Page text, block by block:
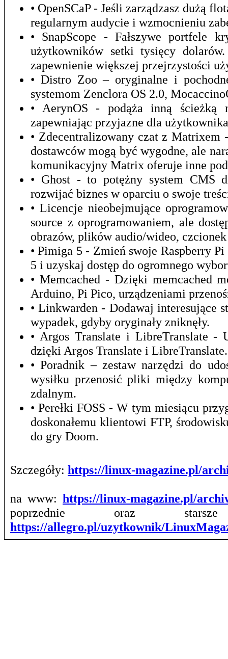
• OpenSCaP - Jeśli zarządzasz dużą
regularnym audycie i wzmocnieniu
• SnapScope - Fałszywe portfele
użytkowników setki tysięcy
zapewnienie większej przejrzystości
• Distro Zoo – oryginalne i
systemom Zenclora OS 2.0,
• AerynOS - podąża inną ścieżką
zapewniając przyjazne dla
• Zdecentralizowany czat z
dostawców mogą być wygodne, ale
komunikacyjny Matrix oferuje inne
• Ghost - to potężny system CMS
rozwijać biznes w oparciu o swoje
• Licencje nieobejmujące
source z oprogramowaniem, ale
obrazów, plików audio/wideo,
• Pimiga 5 - Zmień swoje Raspberry
5 i uzyskaj dostęp do ogromnego
• Memcached - Dzięki memcached
Arduino, Pi Pico, urządzeniami
• Linkwarden - Dodawaj interesujące
wypadek, gdyby oryginały zniknęły.
• Argos Translate i LibreTranslate -
dzięki Argos Translate i LibreTranslate.
• Poradnik – zestaw narzędzi do
wysiłku przenosić pliki między
zdalnym.
• Perełki FOSS - W tym miesiącu
doskonałemu klientowi FTP,
do gry Doom.
Szczegóły: https://linux-magazine.pl/
na www: https://linux-magazine.pl/
poprzednie oraz
https://allegro.pl/uzytkownik/